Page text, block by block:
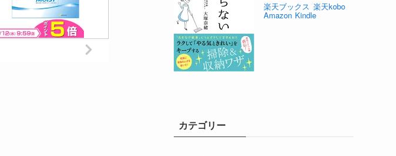
楽天ブックス 楽天kobo
Amazon Kindle
カテゴリー